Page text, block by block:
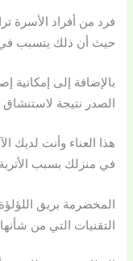
فرد من أفراد الأسرة
حيث أن ذلك يتسبب في
بالإضافة إلى إمكانية
الصدر نتيجة لاستنشاق
هذا العناء وأنت لديك
في منزلك بسبب
المخضرمة بريق
التقنيات التي من